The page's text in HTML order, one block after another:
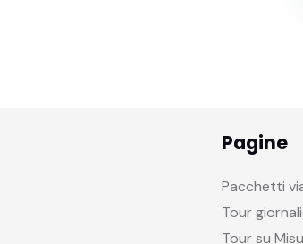
Pagine
Pacchetti
Tour
Tour su